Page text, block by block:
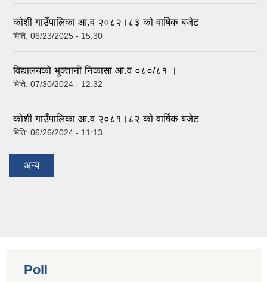
कोशी गाउँपालिका आ.व २०८२।८३ को वार्षिक बजेट
मिति: 06/23/2025 - 15:30
विद्यालयको भुक्तानी निकासा आ.व ०८०/८१ ।
मिति: 07/30/2024 - 12:32
कोशी गाउँपालिका आ.व २०८१।८२ को वार्षिक बजेट
मिति: 06/26/2024 - 11:13
अन्य
Poll